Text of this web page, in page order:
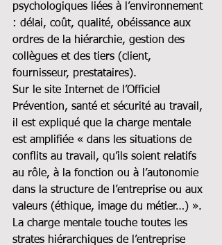
psychologiques liées à l’environnement
: délai, coût, qualité, obéissance aux
ordres de la hiérarchie, gestion des
collègues et des tiers (client,
fournisseur, prestataires).
Sur le site Internet de l’Officiel
Prévention, santé et sécurité au travail,
il est expliqué que la charge mentale
est amplifiée « dans les situations de
conflits au travail, qu’ils soient relatifs
au rôle, à la fonction ou à l’autonomie
dans la structure de l’entreprise ou aux
valeurs (éthique, image du métier…) ».
La charge mentale touche toutes les
strates hiérarchiques de l’entreprise